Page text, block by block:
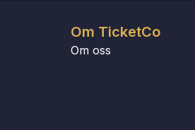
Om TicketCo
Om oss